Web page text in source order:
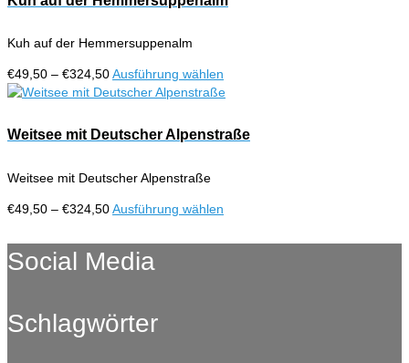
Produktseite
Varianten
können
auf
Produktseite
Kuh auf der Hemmersuppenalm
€49,50 – €324,50Preisspanne:
€49,50
€324,50
Ausführung wählen
Produkt
mehrere
Varianten
können
Weitsee mit Deutscher Alpenstraße
Weitsee mit Deutscher Alpenstraße
€49,50 – €324,50Preisspanne:
bis
€324,50
Ausführung wählen
weist
Social Media
Schlagwörter